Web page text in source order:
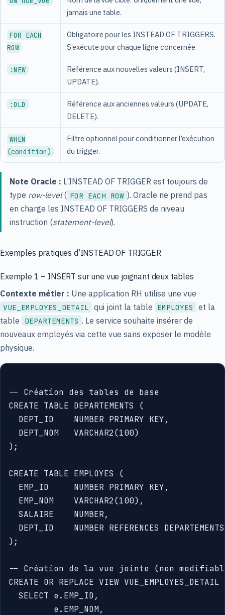
jamais une table.
FOR EACH
ROW
Obligatoire pour les INSTEAD OF TRIGGERS.
S’exécute pour chaque ligne concernée.
:NEW
Référence aux nouvelles valeurs (INSERT,
UPDATE).
:OLD
Référence aux anciennes valeurs (UPDATE,
DELETE).
WHEN
(condition)
Filtre optionnel pour conditionner l’exécution
du trigger.
Note Oracle : L’INSTEAD OF TRIGGER est toujours de
type row-level( FOR EACH ROW ). Oracle ne prend pas
en charge les INSTEAD OF TRIGGERS de niveau
instruction (statement-level).
Exemples pratiques d’INSTEAD OF TRIGGER
Exemple 1 – INSERT sur une vue joignant deux tables
Contexte métier : Une application RH utilise une vue
VUE_EMPLOYES_DETAIL qui joint la table EMPLOYES
et la
table
DEPARTEMENTS . Le service souhaite insérer de
nouveaux employés via cette vue sans exposer le modèle
physique.
-- Création des tables de base
CREATE TABLE DEPARTEMENTS (
  DEPT_ID    NUMBER PRIMARY KEY,
  DEPT_NOM   VARCHAR2(100)
);
CREATE TABLE EMPLOYES (
  EMP_ID     NUMBER PRIMARY KEY,
  EMP_NOM    VARCHAR2(100),
  SALAIRE    NUMBER,
DEPT_ID    NUMBER REFERENCES
);
-- Création de la vue jointe (non
CREATE OR REPLACE VIEW VUE_EMPLOYES_DETAIL
  SELECT e.EMP_ID,
         e.EMP_NOM,